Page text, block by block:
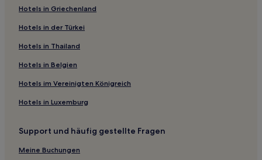
Hotels in Griechenland
Hotels in der Türkei
Hotels in Thailand
Hotels in Belgien
Hotels im Vereinigten Königreich
Hotels in Luxemburg
Support und häufig gestellte Fragen
Meine Buchungen